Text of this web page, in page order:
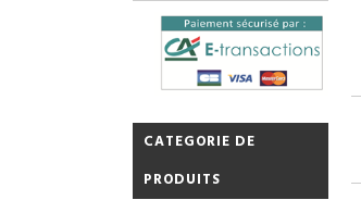
CATEGORIE DE
PRODUITS